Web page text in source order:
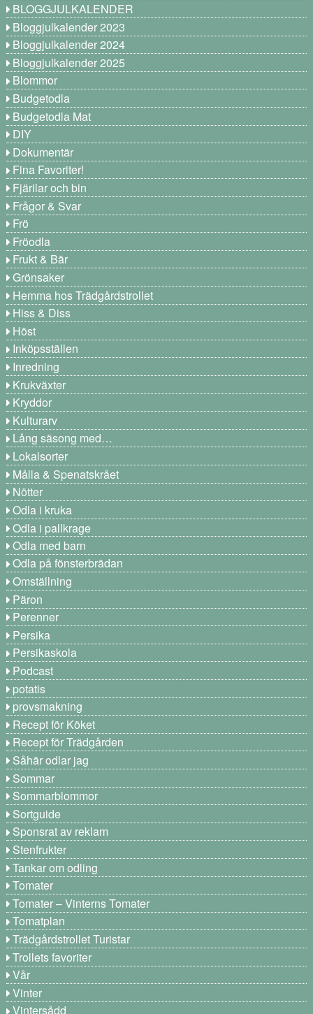
BLOGGJULKALENDER
Bloggjulkalender 2023
Bloggjulkalender 2024
Bloggjulkalender 2025
Blommor
Budgetodla
Budgetodla Mat
DIY
Dokumentär
Fina Favoriter!
Fjärilar och bin
Frågor & Svar
Frö
Fröodla
Frukt & Bär
Grönsaker
Hemma hos Trädgårdstrollet
Hiss & Diss
Höst
Inköpsställen
Inredning
Krukväxter
Kryddor
Kulturarv
Lång säsong med…
Lokalsorter
Målla & Spenatskrået
Nötter
Odla i kruka
Odla i pallkrage
Odla med barn
Odla på fönsterbrädan
Omställning
Päron
Perenner
Persika
Persikaskola
Podcast
potatis
provsmakning
Recept för Köket
Recept för Trädgården
Såhär odlar jag
Sommar
Sommarblommor
Sortguide
Sponsrat av reklam
Stenfrukter
Tankar om odling
Tomater
Tomater – Vinterns Tomater
Tomatplan
Trädgårdstrollet Turistar
Trollets favoriter
Vår
Vinter
Vintersådd